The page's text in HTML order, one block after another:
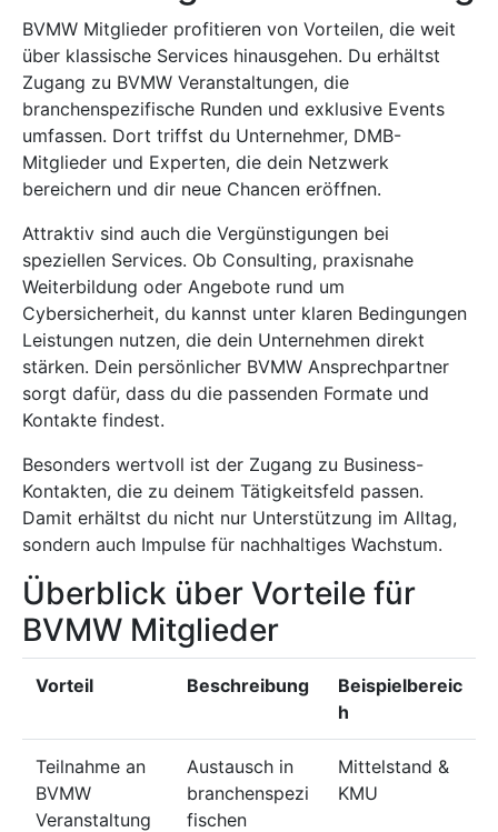
BVMW Mitglieder profitieren von Vorteilen, die weit
über klassische Services hinausgehen. Du erhältst
Zugang zu BVMW Veranstaltungen, die
branchenspezifische Runden und exklusive Events
umfassen. Dort triffst du Unternehmer, DMB-
Mitglieder und Experten, die dein Netzwerk
bereichern und dir neue Chancen eröffnen.
Attraktiv sind auch die Vergünstigungen bei
speziellen Services. Ob Consulting, praxisnahe
Weiterbildung oder Angebote rund um
Cybersicherheit, du kannst unter klaren Bedingungen
Leistungen nutzen, die dein Unternehmen direkt
stärken. Dein persönlicher BVMW Ansprechpartner
sorgt dafür, dass du die passenden Formate und
Kontakte findest.
Besonders wertvoll ist der Zugang zu Business-
Kontakten, die zu deinem Tätigkeitsfeld passen.
Damit erhältst du nicht nur Unterstützung im Alltag,
sondern auch Impulse für nachhaltiges Wachstum.
Überblick über Vorteile für
BVMW Mitglieder
Vorteil Beschreibung
Beispielbereic
h
Teilnahme an
BVMW
Veranstaltung
Austausch in
branchenspezi
fischen
Mittelstand &
KMU